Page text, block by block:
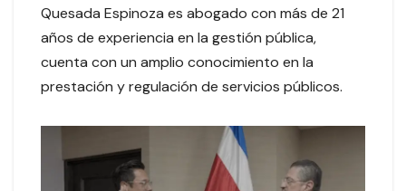
Quesada Espinoza es abogado con más de 21
años de experiencia en la gestión pública,
cuenta con un amplio conocimiento en la
prestación y regulación de servicios públicos.